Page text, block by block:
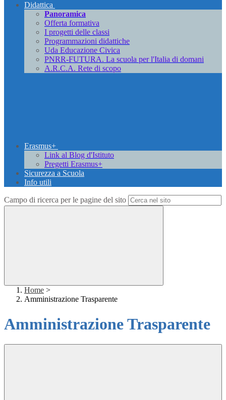
Didattica
Panoramica
Offerta formativa
I progetti delle classi
Programmazioni didattiche
Uda Educazione Civica
PNRR-FUTURA. La scuola per l'Italia di domani
A.R.C.A. Rete di scopo
Erasmus+
Link al Blog d'Istituto
Pregetti Erasmus+
Sicurezza a Scuola
Info utili
Campo di ricerca per le pagine del sito
Home >
Amministrazione Trasparente
Amministrazione Trasparente